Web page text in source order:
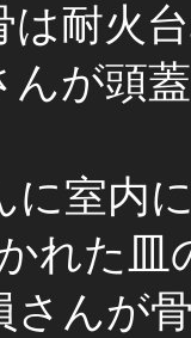
は耐火
んが頭
に室内
れた
さんが